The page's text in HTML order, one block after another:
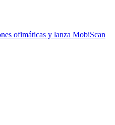
ofimáticas y lanza MobiScan